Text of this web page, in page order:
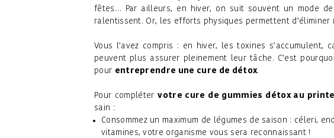
fêtes… Par ailleurs, en hiver, on suit souvent un mode
ralentissent. Or, les efforts physiques permettent
Vous l’avez compris : en hiver, les toxines
peuvent plus assurer pleinement leur tâche. C’est
pour entreprendre une cure de détox.
Pour complétervotre cure de gummies détox au
sain :
Consommez un maximum de légumes de saison : céleri,
vitamines, votre organisme vous sera reconnaissant !